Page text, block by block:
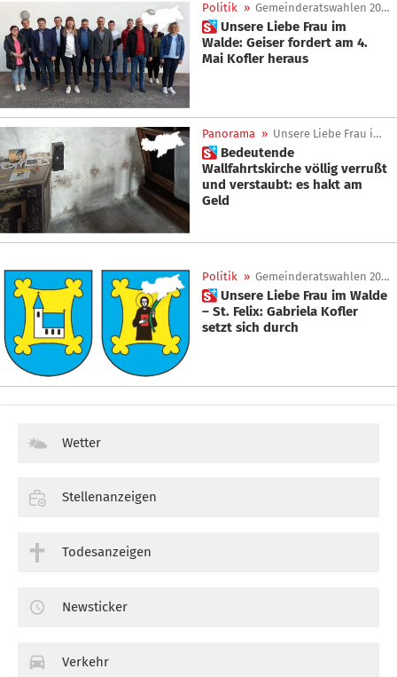
Politik » Gemeinderatswahlen 2025
 Unsere Liebe Frau im
Walde: Geiser fordert am 4.
Mai Kofler heraus
Panorama » Unsere Liebe Frau im Walde
 Bedeutende
Wallfahrtskirche völlig verrußt
und verstaubt: es hakt am
Geld
Politik » Gemeinderatswahlen 2020
 Unsere Liebe Frau im Walde
– St. Felix: Gabriela Kofler
setzt sich durch
Wetter
Stellenanzeigen
Todesanzeigen
Newsticker
Verkehr